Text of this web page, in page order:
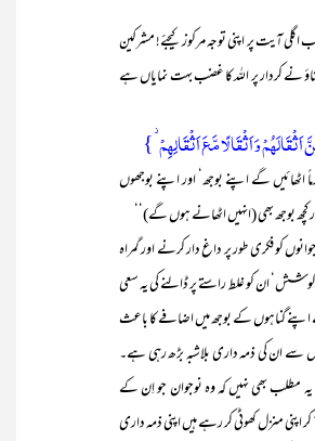
پر اپنی توجہ مرکوز کیجئے! مشرکین
نے کردار پر اللہ کا غضب بہت نمایاں ہے
وَ اَثۡقَالًا مَّعَ اَثۡقَالِہِمۡ ۫}
اٹھائیں گے اپنے بوجھ‘ اور اپنے بوجھوں
بوجھ بھی (انہیں اٹھانے ہوں گے)‘‘
کو فکری طور پر داغ دار کرنے اور گمراہ
ان کو غلط راستے پر ڈالنے کی یہ سعی
اپنے گناہوں کے بوجھ میں اضافے کا باعث
سے ان کی ذمہ داری بلاشبہ بڑھ رہی ہے۔
مطلب بھی نہیں کہ وہ نوجوان جو اِن کے
اپنی منزل کھوٹی کر رہے ہیں اپنی ذمہ داری